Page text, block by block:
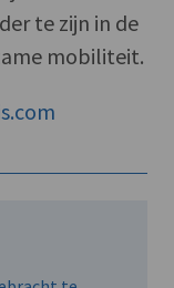
te zijn in de
mobiliteit.